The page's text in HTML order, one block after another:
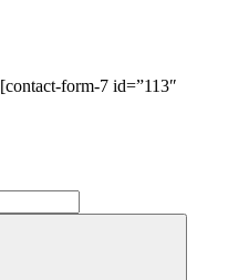
[contact-form-7 id=”113″